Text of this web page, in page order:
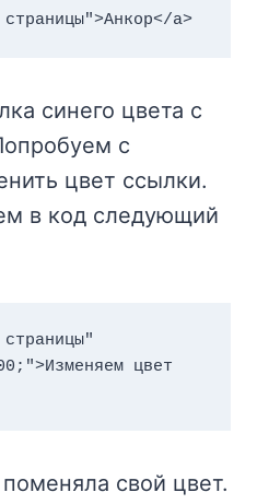
a>
синего цвета с
c
цвет ссылки.
в код следующий
цвет
свой цвет.